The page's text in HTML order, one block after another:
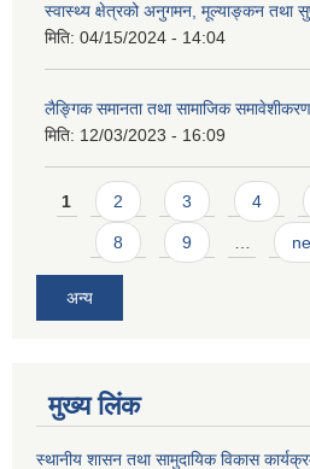
स्वास्थ्य क्षेत्रको अनुगमन, मूल्याङ्कन तथा
मिति: 04/15/2024 - 14:04
लैङ्गिक समानता तथा सामाजिक
मिति: 12/03/2023 - 16:09
Pages
1 2 3 4
8 9
अन्य
मुख्य लिंक
स्थानीय शासन तथा सामुदायिक विकास